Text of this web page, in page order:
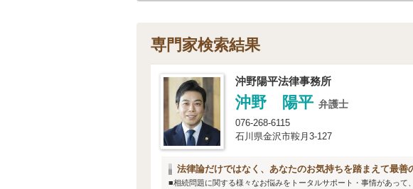
専門家検索結果
沖野陽平法律事務所
沖野 陽平 弁護士
076-268-6115
石川県金沢市鞍月3-127
法律論だけではなく、あなたのお気持ちを踏まえて最善
■相続問題に関する様々なお悩みをトータルサポート・事情があって